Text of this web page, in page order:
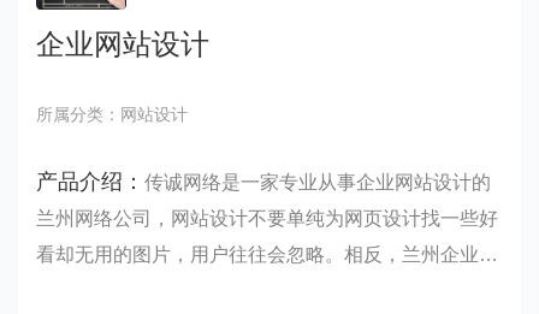
企业网站设计
所属分类：网站设计
产品介绍： 传诚网络是一家专业从事企业网站设计的
兰州网络公司，网站设计不要单纯为网页设计找一些好
看却无用的图片，用户往往会忽略。相反，兰州企业网